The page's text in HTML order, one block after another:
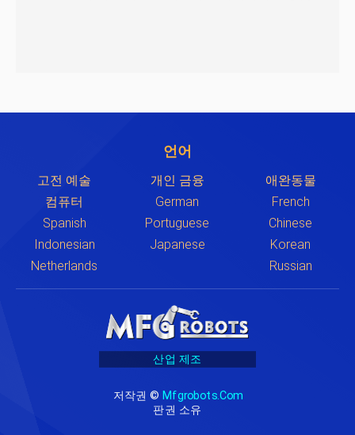
언어
고전 예술 개인 금융
애완동물
컴퓨터
German
French
Spanish
Portuguese
Chinese
Indonesian
Japanese
Korean
Netherlands
Russian
산업 제조
저작권 © Mfgrobots.com
판권 소유